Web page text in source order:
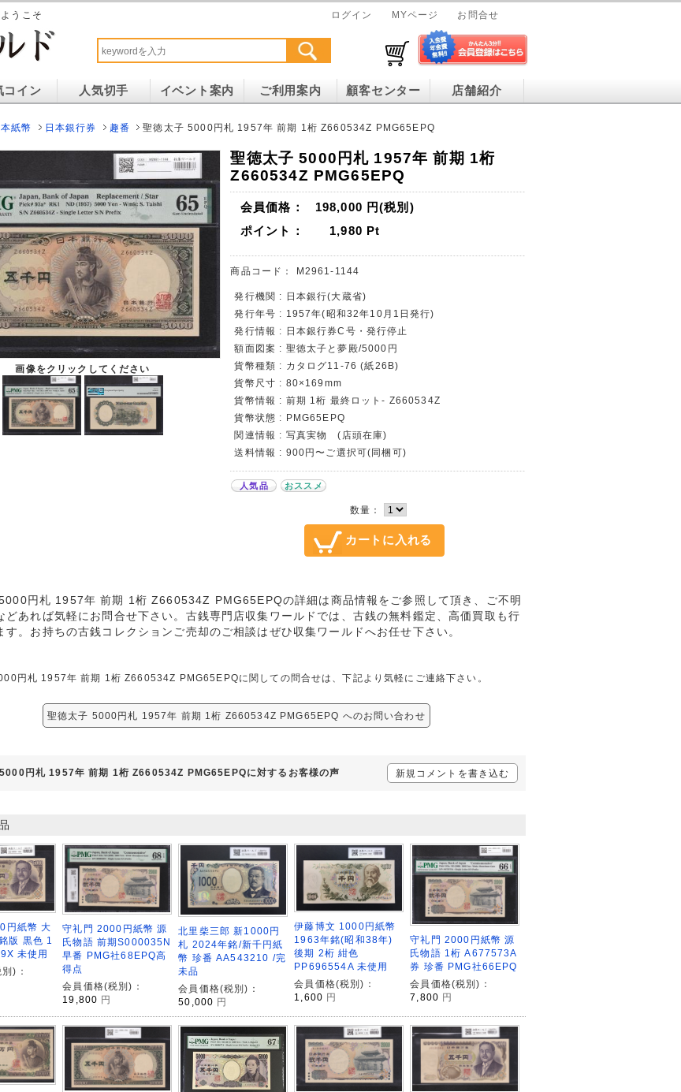
うこそ ログイン MYページ お問合せ
コイン 人気切手 イベント案内 ご利用案内 顧客センター 店舗紹介
本紙幣 日本銀行券 趣番 聖徳太子 5000円札 1957年 前期 1桁 Z660534Z PMG65EPQ
画像をクリックしてください
聖徳太子 5000円札 1957年 前期 1桁
Z660534Z PMG65EPQ
会員価格： 198,000 円(税別)
ポイント：
1,980 Pt
商品コード： M2961-1144
発行機関 : 日本銀行(大蔵省)
発行年号 : 1957年(昭和32年10月1日発行)
発行情報 : 日本銀行券C号・発行停止
額面図案 : 聖徳太子と夢殿/5000円
貨幣種類 : カタログ11-76 (紙26B)
貨幣尺寸 : 80×169mm
貨幣情報 : 前期 1桁 最終ロット- Z660534Z
貨幣状態 : PMG65EPQ
関連情報 : 写真実物 (店頭在庫)
送料情報 : 900円〜ご選択可(同梱可)
人気品 おススメ
数量：
円札 1957年 前期 1桁 Z660534Z PMG65EPQの詳細は商品情報をご参照して頂き、ご不明
どあれば気軽にお問合せ下さい。古銭専門店収集ワールドでは、古銭の無料鑑定、高価買取も行
す。お持ちの古銭コレクションご売却のご相談はぜひ収集ワールドへお任せ下さい。
円札 1957年 前期 1桁 Z660534Z PMG65EPQに関しての問合せは、下記より気軽にご連絡下さい。
聖徳太子 5000円札 1957年 前期 1桁 Z660534Z PMG65EPQ へのお問い合わせ
円札 1957年 前期 1桁 Z660534Z PMG65EPQに対するお客様の声 新規コメントを書き込む
円紙幣 大
版 黒色 1
未使用
)：
守礼門 2000円紙幣 源
氏物語 前期S000035N
早番 PMG社68EPQ高
得点
会員価格(税別)：
19,800 円
北里柴三郎 新1000円
札 2024年銘/新千円紙
幣 珍番 AA543210 /完
未品
会員価格(税別)：
50,000 円
伊藤博文 1000円紙幣
1963年銘(昭和38年)
後期 2桁 紺色
PP696554A 未使用
会員価格(税別)：
1,600 円
守礼門 2000円紙幣 源
氏物語 1桁 A677573A
券 珍番 PMG社66EPQ
会員価格(税別)：
7,800 円